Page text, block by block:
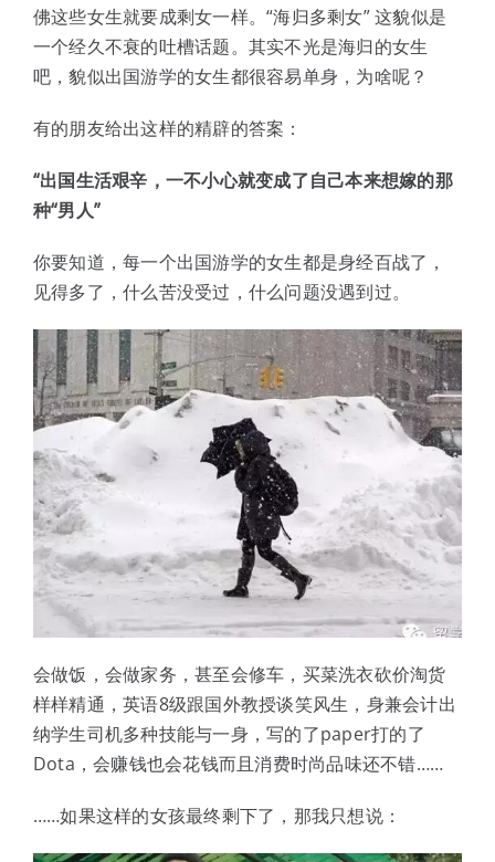
佛这些女生就要成剩女一样。“海归多剩女” 这貌似是
一个经久不衰的吐槽话题。其实不光是海归的女生
吧，貌似出国游学的女生都很容易单身，为啥呢？
有的朋友给出这样的精辟的答案：
“出国生活艰辛，一不小心就变成了自己本来想嫁的那
种“男人”
你要知道，每一个出国游学的女生都是身经百战了，
见得多了，什么苦没受过，什么问题没遇到过。
会做饭，会做家务，甚至会修车，买菜洗衣砍价淘货
样样精通，英语8级跟国外教授谈笑风生，身兼会计出
纳学生司机多种技能与一身，写的了paper打的了
Dota，会赚钱也会花钱而且消费时尚品味还不错……
……如果这样的女孩最终剩下了，那我只想说：